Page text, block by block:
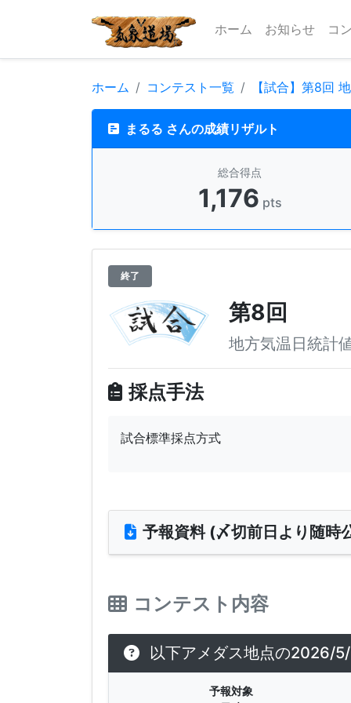
ホーム お知らせ コ
ホーム コンテスト一覧 【試合】第8回
まるる さんの成績リザルト
総合得点
1,176 pts
終了
第8回
地方気温日統計
採点手法
試合標準採点方式
予報資料 (〆切前日より随時
コンテスト内容
以下アメダス地点の2026/
予報対象